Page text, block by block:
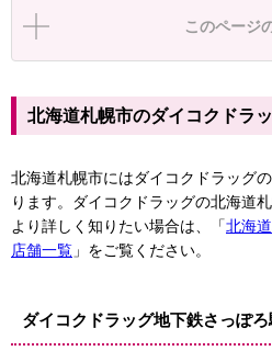
このページ
北海道札幌市のダイコクドラ
北海道札幌市にはダイコクドラッグ
ります。ダイコクドラッグの北海道
より詳しく知りたい場合は、「北海
店舗一覧 」をご覧ください。
ダイコクドラッグ地下鉄さっぽ